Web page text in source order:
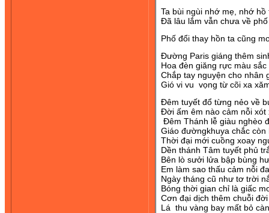
Ta bùi ngùi nhớ mẹ, nhớ hồ
Đã lâu lắm vẫn chưa về
Phố đổi thay hồn ta cũng
Đường Paris giáng thêm
Hoa đèn giăng rực màu sắc
Chắp tay nguyện cho nhân
Gió vi vu vọng từ cõi xa
Đêm tuyết đổ từng nẻo về
Đời ấm êm nào cảm nỗi xót
Đêm Thánh lễ giàu nghèo
Giáo đườngkhuya chắc còn
Thời đại mới cuồng xoay
Dền thánh Tâm tuyết phủ
Bên lò sưởi lửa bập bùng
Em làm sao thấu cảm nỗi
Ngày tháng cũ như tơ trời
Bóng thời gian chỉ là giấc
Cơn đại dịch thêm chuỗi
Lá thu vàng bay mất bỏ